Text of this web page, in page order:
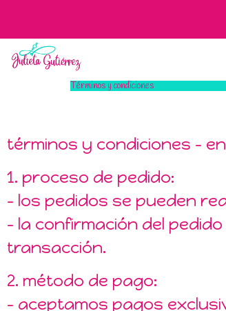
Términos y condiciones
términos y condiciones –
1. proceso de pedido:
– los pedidos se pueden
– la confirmación del
transacción.
2. método de pago:
– aceptamos pagos